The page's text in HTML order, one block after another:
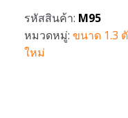
รหัสสินค้า: M95
หมวดหมู่: ขนาด 1.3
ใหม่